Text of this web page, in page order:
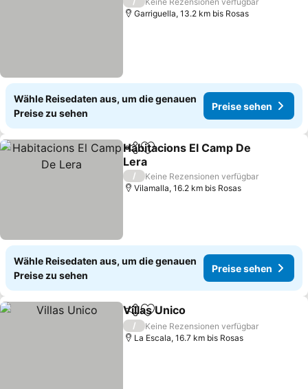
Garriguella, 13.2 km bis Rosas
Wähle Reisedaten aus, um die genauen
Preise zu sehen
Preise sehen
TeilenZu Favoriten hinzufügen
Habitacions El Camp De
Lera
Preise sehen
/
Keine Rezensionen verfügbar
Vilamalla, 16.2 km bis Rosas
Wähle Reisedaten aus, um die genauen
Preise zu sehen
Preise sehen
TeilenZu Favoriten hinzufügen
Villas Unico
/
Keine Rezensionen verfügbar
La Escala, 16.7 km bis Rosas